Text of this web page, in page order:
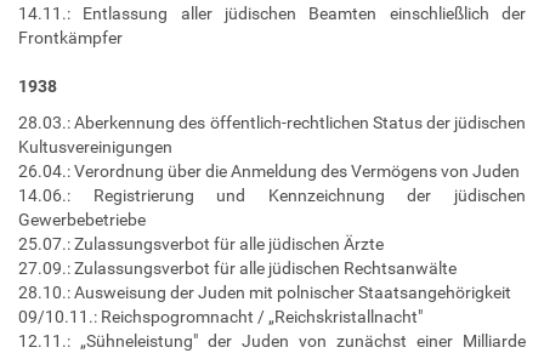
14.11.: Entlassung aller jüdischen Beamten einschließlich der
Frontkämpfer
1938
28.03.: Aberkennung des öffentlich-rechtlichen Status der jüdischen
Kultusvereinigungen
26.04.: Verordnung über die Anmeldung des Vermögens von Juden
14.06.: Registrierung und Kennzeichnung der jüdischen
Gewerbebetriebe
25.07.: Zulassungsverbot für alle jüdischen Ärzte
27.09.: Zulassungsverbot für alle jüdischen Rechtsanwälte
28.10.: Ausweisung der Juden mit polnischer Staatsangehörigkeit
09/10.11.: Reichspogromnacht / „Reichskristallnacht"
12.11.: „Sühneleistung" der Juden von zunächst einer Milliarde